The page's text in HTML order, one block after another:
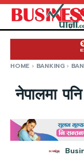
HOME BANKING
नेपालमा